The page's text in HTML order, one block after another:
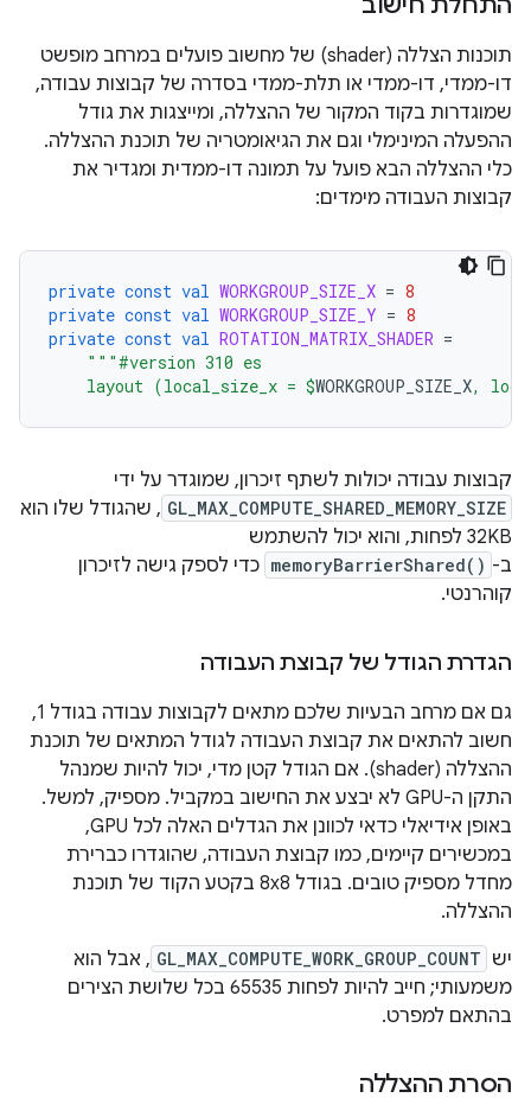
תוכנות הצללה (shader) של מחשוב פועלים במרחב מופשט
דו-ממדי, דו-ממדי או תלת-ממדי בסדרה של קבוצות עבודה,
שמוגדרות בקוד המקור של ההצללה, ומייצגות את גודל
ההפעלה המינימלי וגם את הגיאומטריה של תוכנת ההצללה.
כלי ההצללה הבא פועל על תמונה דו-ממדית ומגדיר את
קבוצות העבודה מימדים:
private const val WORKGROUP_SIZE_X = 8
private const val WORKGROUP_SIZE_Y = 8
private const val ROTATION_MATRIX_SHADER =
"""#version 310 es
    layout (local_size_x =
$WORKGROUP_SIZE_X,
קבוצות עבודה יכולות לשתף זיכרון, שמוגדר על ידי
GL_MAX_COMPUTE_SHARED_MEMORY_SIZE , שהגודל שלו הוא
32KB לפחות, והוא יכול להשתמש
ב- memoryBarrierShared() כדי לספק גישה לזיכרון
קוהרנטי.
הגדרת הגודל של קבוצת העבודה
גם אם מרחב הבעיות שלכם מתאים לקבוצות עבודה בגודל 1,
חשוב להתאים את קבוצת העבודה לגודל המתאים של תוכנת
ההצללה (shader). אם הגודל קטן מדי, יכול להיות שמנהל
התקן ה-GPU לא יבצע את החישוב במקביל. מספיק, למשל.
באופן אידיאלי כדאי לכוונן את הגדלים האלה לכל GPU,
במכשירים קיימים, כמו קבוצת העבודה, שהוגדרו כברירת
מחדל מספיק טובים. בגודל 8x8 בקטע הקוד של תוכנת
ההצללה.
יש GL_MAX_COMPUTE_WORK_GROUP_COUNT , אבל הוא
משמעותי; חייב להיות לפחות 65535 בכל שלושת הצירים
בהתאם למפרט.
הסרת ההצללה